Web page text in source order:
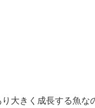
大きく成長する魚な